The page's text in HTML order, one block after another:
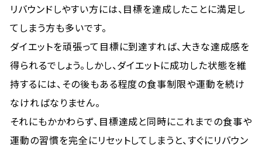
リバウンドしやすい方には、目標を達成したことに満足し
てしまう方も多いです。
ダイエットを頑張って目標に到達すれば、大きな達成感を
得られるでしょう。しかし、ダイエットに成功した状態を維
持するには、その後もある程度の食事制限や運動を続け
なければなりません。
それにもかかわらず、目標達成と同時にこれまでの食事や
運動の習慣を完全にリセットしてしまうと、すぐにリバウン